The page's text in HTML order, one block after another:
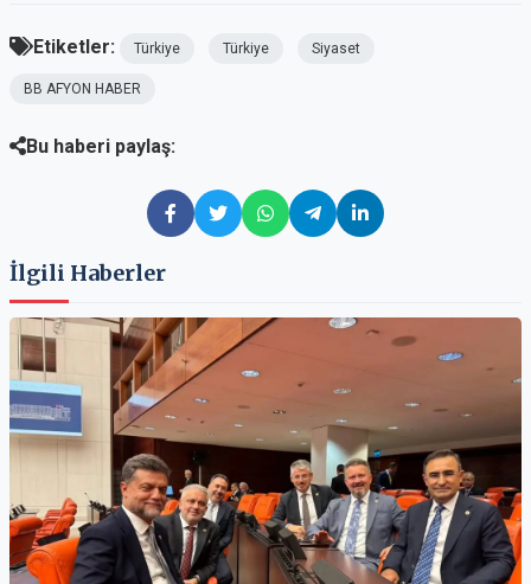
Etiketler: Türkiye Türkiye Siyaset
BB AFYON HABER
Bu haberi paylaş:
İlgili Haberler